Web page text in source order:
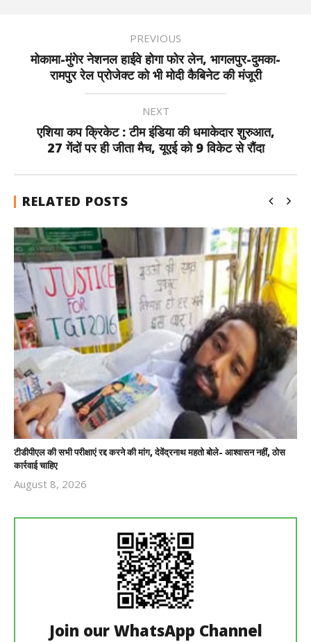
PREVIOUS
मोकामा-मुंगेर नेशनल हाईवे होगा फोर लेन, भागलपुर-दुमका-
रामपुर रेल प्रोजेक्ट को भी मोदी कैबिनेट की मंजूरी
NEXT
एशिया कप क्रिकेट : टीम इंडिया की धमाकेदार शुरुआत,
27 गेंदों पर ही जीता मैच, यूएई को 9 विकेट से रौंदा
RELATED POSTS
टीडीपीएल की सभी परीक्षाएं रद्द करने की मांग, देवेंद्रनाथ महतो बोले- आश्वासन नहीं, ठोस
कार्रवाई चाहिए
August 8, 2026
Join our WhatsApp Channel